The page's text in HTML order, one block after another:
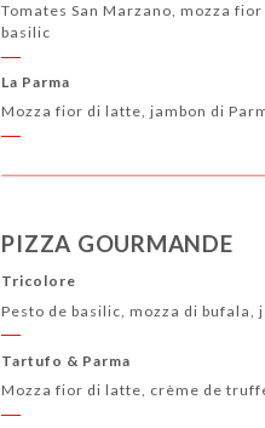
Tomates San Marzano, mozza
basilic
La Parma
Mozza fior di latte, jambon di
PIZZA GOURMANDE
Tricolore
Pesto de basilic, mozza di
Tartufo & Parma
Mozza fior di latte, crème de